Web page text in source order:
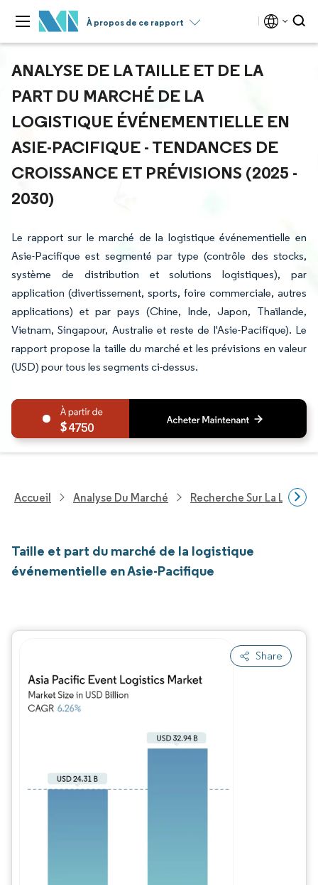
À propos de ce rapport
ANALYSE DE LA TAILLE ET DE LA
PART DU MARCHÉ DE LA
LOGISTIQUE ÉVÉNEMENTIELLE EN
ASIE-PACIFIQUE - TENDANCES DE
CROISSANCE ET PRÉVISIONS (2025 -
2030)
Le rapport sur le marché de la logistique événementielle en
Asie-Pacifique est segmenté par type (contrôle des stocks,
système de distribution et solutions logistiques), par
application (divertissement, sports, foire commerciale, autres
applications) et par pays (Chine, Inde, Japon, Thaïlande,
Vietnam, Singapour, Australie et reste de l'Asie-Pacifique). Le
rapport propose la taille du marché et les prévisions en valeur
(USD) pour tous les segments ci-dessus.
4750
Accueil Analyse Du Marché Recherche Sur La
Taille et part du marché de la logistique
événementielle en Asie-Pacifique
Share